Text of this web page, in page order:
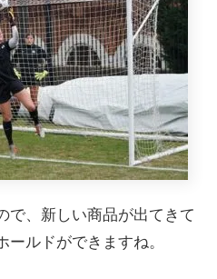
で、新しい商品が出てきて
ールドができますね。